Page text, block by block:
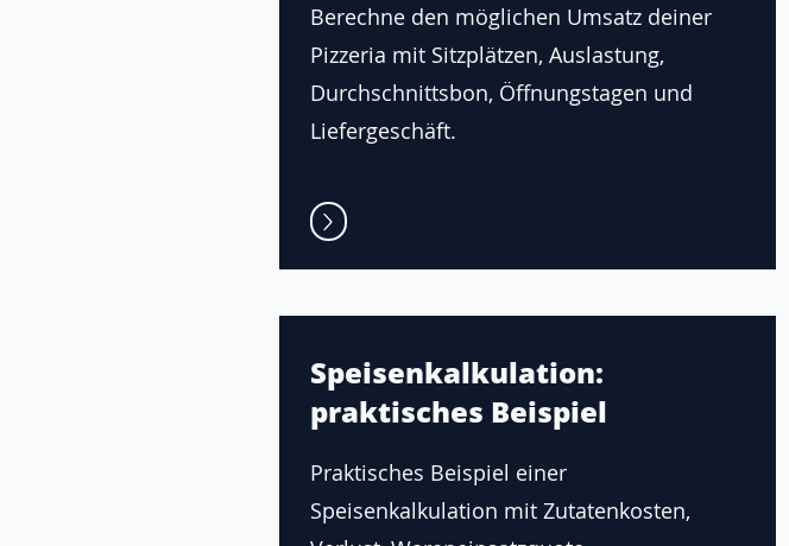
Berechne den möglichen Umsatz deiner
Pizzeria mit Sitzplätzen, Auslastung,
Durchschnittsbon, Öffnungstagen und
Liefergeschäft.
Speisenkalkulation:
praktisches Beispiel
Praktisches Beispiel einer
Speisenkalkulation mit Zutatenkosten,